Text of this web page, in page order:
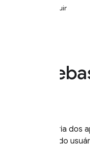
A seguir
A maioria dos
dados do